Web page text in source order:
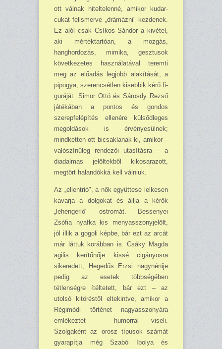
ott válnak hitel­telenné, amikor kudar­
cukat felismerve „drámázni" kezdenek.
Ez alól csak Csí­kos Sándor a kivétel,
aki mértéktartóan, a mozgás,
hanghordozás, mimika, gesz­tusok
következetes haszná­la­tával teremti
meg az előadás legjobb alakítását, a
pipogya, szerencsétlen kisebbik kérő fi­
guráját. Simor Ottó és Sárosdy Rezső
játékában a pon­tos és gondos
szerepfelépítés ellenére külsődleges
megoldások is érvényesülnek;
mindketten ott bicsaklanak ki, amikor –
való­szí­nűleg rendezői utasításra – a
dia­dalmas jelöltekből kikosara­zott,
megtört halandókká kell válniuk.
Az „ellentrió", a nők együt­tese lelkesen
kavarja a dolgo­kat és állja a kérők
„lehen­gerlő" ostromát. Bessenyei
Zsófia nyafka kis menyasszonyjelölt,
jól illik a gogoli képbe, bár ezt az arcát
már láttuk korábban is. Csáky Magda
agilis kerítőnője kissé cigányosra
sikeredett, Hege­dűs Erzsi nagynénije
pedig az esetek többségében
tétlenség­re ítéltetett, bár ezt – az
utolsó kitöréstől eltekintve, amikor a
Régimódi történet nagyasszonyára
emlékeztet – humorral viseli.
Szolgaként az orosz típusok számát
gya­rapítja még Szabó Ibolya és